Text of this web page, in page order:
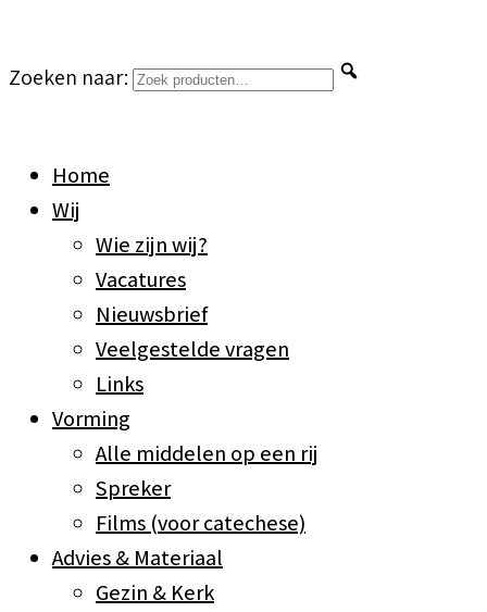
Zoeken naar:
Home
Wij
Wie zijn wij?
Vacatures
Nieuwsbrief
Veelgestelde vragen
Links
Vorming
Alle middelen op een rij
Spreker
Films (voor catechese)
Advies & Materiaal
Gezin & Kerk